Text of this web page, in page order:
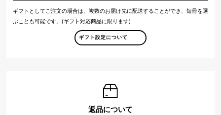
ギフトとしてご注文の場合は、複数のお届け先に配送することができ、短冊を選
ぶことも可能です。(ギフト対応商品に限ります)
ギフト設定について
返品について